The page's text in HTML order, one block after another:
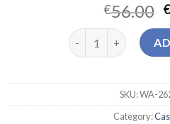
€56.00 €
cascos gym quantity
SKU:WA-
Category: